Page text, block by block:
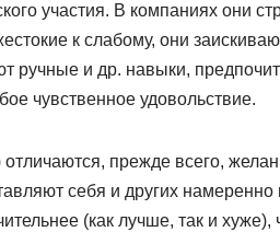
участия. В компаниях они
к слабому, они
ручные и др. навыки,
чувственное удовольствие.
прежде всего,
себя и других
(как лучше, так и